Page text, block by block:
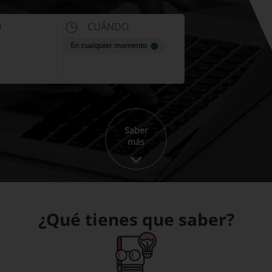
CUÁNDO
En cualquier momento
Saber
más
¿Qué tienes que saber?